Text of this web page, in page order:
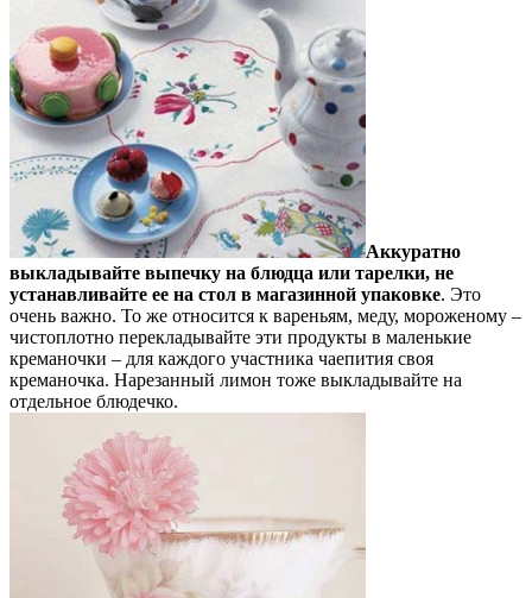
Аккуратно
выкладывайте выпечку на блюдца или тарелки, не
устанавливайте ее на стол в магазинной упаковке. Это
очень важно. То же относится к вареньям, меду, мороженому –
чистоплотно перекладывайте эти продукты в маленькие
креманочки – для каждого участника чаепития своя
креманочка. Нарезанный лимон тоже выкладывайте на
отдельное блюдечко.